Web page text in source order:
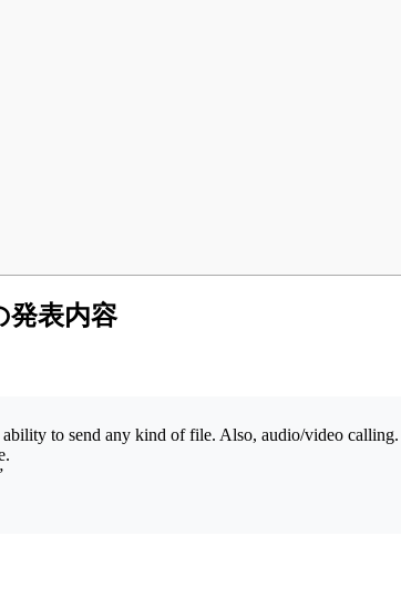
発表内容
to send any kind of file. Also, audio/video calling.